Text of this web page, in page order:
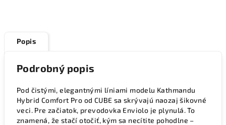
Popis
Podrobný popis
Pod čistými, elegantnými líniami modelu Kathmandu
Hybrid Comfort Pro od CUBE sa skrývajú naozaj šikovné
veci. Pre začiatok, prevodovka Enviolo je plynulá. To
znamená, že stačí otočiť, kým sa necítite pohodlne –